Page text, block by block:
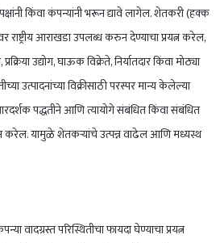
किंवा कंपन्यांनी भरून द्यावे लागेल. शेतकरी (हक्क
राष्ट्रीय आराखडा उपलब्ध करुन देण्याचा प्रयत्न करेल,
उद्योग, घाऊक विक्रेते, निर्यातदार किंवा मोठ्या
उत्पादनांच्या विक्रीसाठी परस्पर मान्य केलेल्या
पद्धतीने आणि त्यायोगे संबंधित किंवा संबंधित
करेल. यामुळे शेतकऱ्यांचे उत्पन्न वाढेल आणि मध्यस्थ
वादग्रस्त परिस्थितीचा फायदा घेण्याचा प्रयत्न